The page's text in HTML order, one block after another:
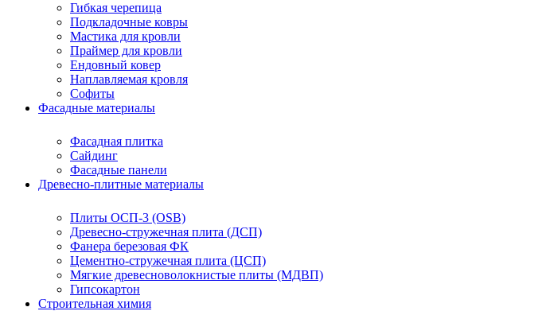
Гибкая черепица
Подкладочные ковры
Мастика для кровли
Праймер для кровли
Ендовный ковер
Наплавляемая кровля
Софиты
Фасадные материалы
Фасадная плитка
Сайдинг
Фасадные панели
Древесно-плитные материалы
Плиты ОСП-3 (OSB)
Древесно-стружечная плита (ДСП)
Фанера березовая ФК
Цементно-стружечная плита (ЦСП)
Мягкие древесноволокнистые плиты (МДВП)
Гипсокартон
Строительная химия